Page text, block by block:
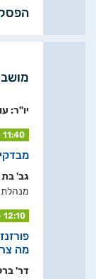
יו"ר:
11:40
גב' בת
מנהלת
12:10
מה
דר'